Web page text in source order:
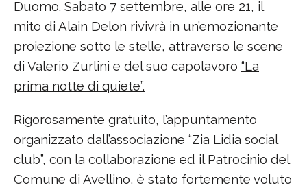
Duomo. Sabato 7 settembre, alle ore 21, il
mito di Alain Delon rivivrà in un’emozionante
proiezione sotto le stelle, attraverso le scene
di Valerio Zurlini e del suo capolavoro “La
prima notte di quiete”.
Rigorosamente gratuito, l’appuntamento
organizzato dall’associazione “Zia Lidia social
club”, con la collaborazione ed il Patrocinio del
Comune di Avellino, è stato fortemente voluto